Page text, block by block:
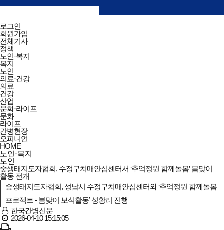
검색창
닫기
검색
전체메뉴
닫기
로그인
회원가입
전체기사
정책
노인·복지
복지
노인
의료·건강
의료
건강
산업
문화·라이프
문화
라이프
간병현장
오피니언
HOME
노인·복지
노인
숲생태지도자협회, 수정구치매안심센터서 ‘추억정원 함께돌봄’ 봄맞이
활동 전개
숲생태지도자협회, 성남시 수정구치매안심센터와 ‘추억정원 함께돌봄
프로젝트 - 봄맞이 보식활동’ 성황리 진행
한국간병신문
2026-04-10 15:15:05